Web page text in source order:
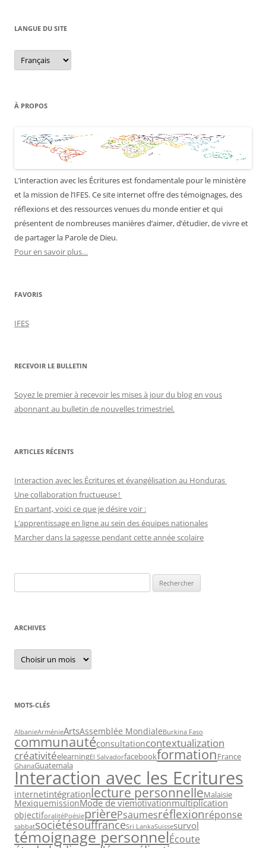
LANGUE DU SITE
Langue
du
site
À PROPOS
L’interaction avec les Écritures est fondamentale pour le ministère
et la mission de l’IFES. Ce site internet offre des témoignages, des
réflexions et des ressources venues du monde entier et qui
présentent de nombreuses manières d’aimer, d’étudier, de vivre et
de partager la Parole de Dieu.
Pour en savoir plus…
FAVORIS
IFES
RECEVOIR LE BULLETIN
Soyez le premier à recevoir les mises à jour du blog en vous
abonnant au bulletin de nouvelles trimestriel.
ARTICLES RÉCENTS
Interaction avec les Écritures et évangélisation au Honduras
Une collaboration fructueuse !
En partant, voici ce que je désire voir :
L’apprentissage en ligne au sein des équipes nationales
Marcher dans la sagesse pendant cette année scolaire
pour :
ARCHIVES
Archives
MOTS-CLÉS
AlbanieArménieArtsAssemblée MondialeBurkina Faso
communautéconsultationcontextualization
créativitéelearningEl SalvadorfacebookformationFrance
GhanaGuatemala
Interaction avec les Ecritures
internetintégrationlecture personnelleMalaisie
MexiquemissionMode de viemotivationmultiplication
objectiforalitéPoésieprièrePsaumesréflexionréponse
sabbatsociétésouffranceSri LankaSuissesurvol
témoignage personnelÉcoute